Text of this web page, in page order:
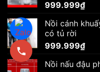
999.999₫
Nồi cánh
có tủ rời
999.999₫
Nồi nấu đậu